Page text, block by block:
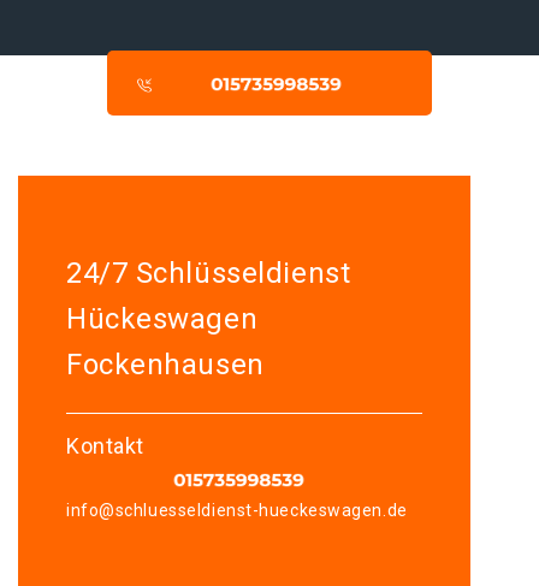
24/7 Schlüsseldienst
Hückeswagen
Fockenhausen
Kontakt
info@schluesseldienst-hueckeswagen.de